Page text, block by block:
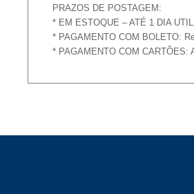
PRAZOS DE POSTAGEM:
* EM ESTOQUE – ATÉ 1 DIA
* PAGAMENTO COM BOLETO:
* PAGAMENTO COM CARTÕES: